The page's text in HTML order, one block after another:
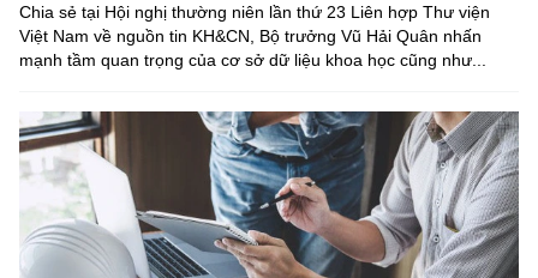
Chia sẻ tại Hội nghị thường niên lần thứ 23 Liên hợp Thư viện
Việt Nam về nguồn tin KH&CN, Bộ trưởng Vũ Hải Quân nhấn
mạnh tầm quan trọng của cơ sở dữ liệu khoa học cũng như...